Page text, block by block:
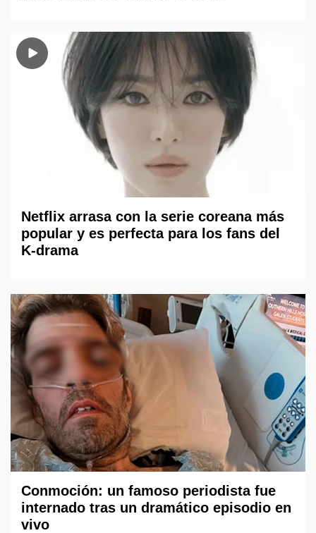
Netflix arrasa con la serie coreana más
popular y es perfecta para los fans del
K-drama
Conmoción: un famoso periodista fue
internado tras un dramático episodio en
vivo